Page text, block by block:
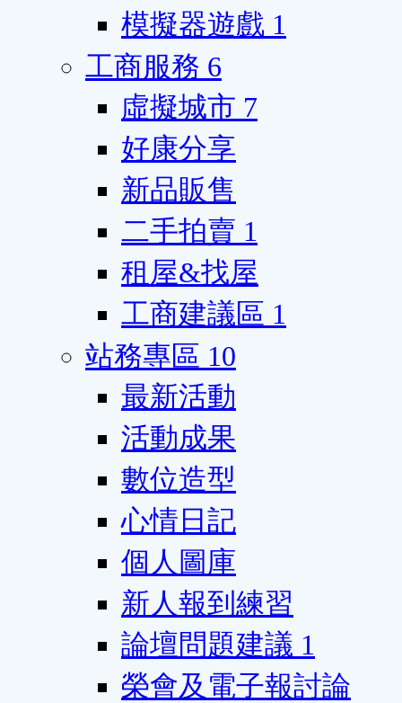
模擬器遊戲 1
工商服務 6
虛擬城市 7
好康分享
新品販售
二手拍賣 1
租屋&找屋
工商建議區 1
站務專區 10
最新活動
活動成果
數位造型
心情日記
個人圖庫
新人報到練習
論壇問題建議 1
榮會及電子報討論